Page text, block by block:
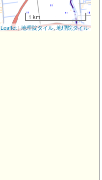
1 km
Leaflet|地理院タイル,地理院タイル